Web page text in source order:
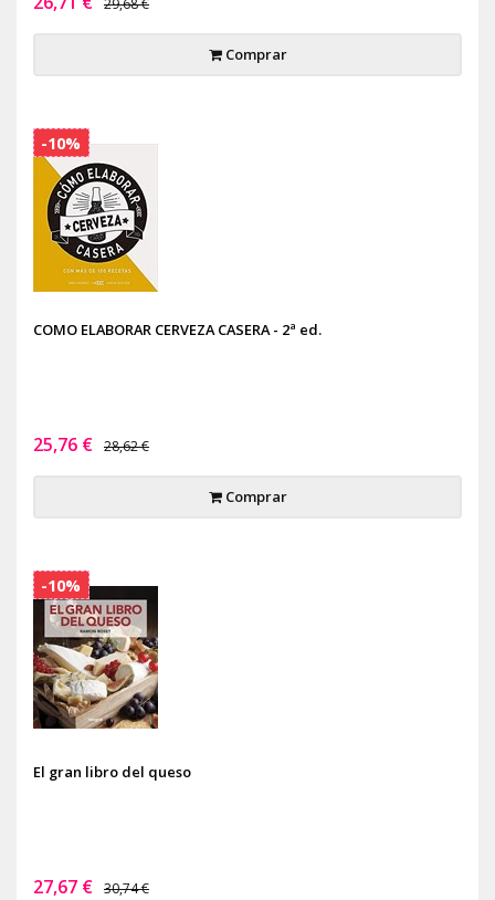
29,68 €
Comprar
COMO ELABORAR CERVEZA CASERA - 2ª ed.
25,76 € 28,62 €
Comprar
-10%
El gran libro del queso
27,67 € 30,74 €
-10%